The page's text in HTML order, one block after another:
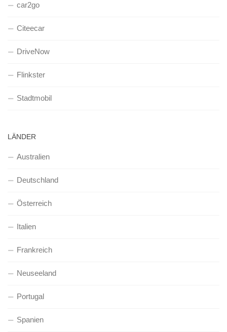
car2go
Citeecar
DriveNow
Flinkster
Stadtmobil
LÄNDER
Australien
Deutschland
Österreich
Italien
Frankreich
Neuseeland
Portugal
Spanien